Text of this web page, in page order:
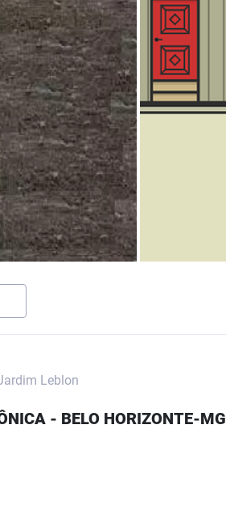
Leblon
- BELO HORIZONTE-MG